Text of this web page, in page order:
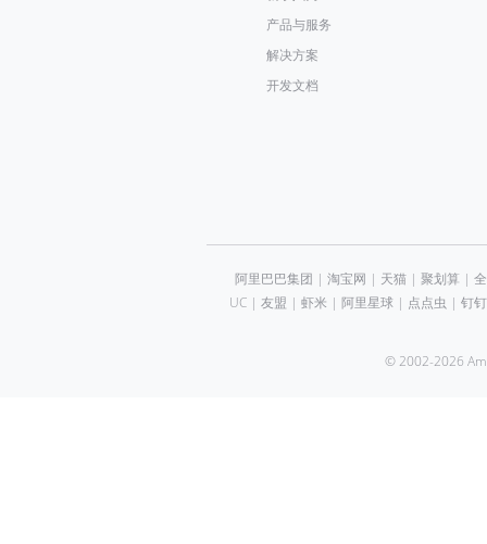
产品与服务
解决方案
开发文档
阿里巴巴集团 | 淘宝网 | 天猫| 聚划算 |
UC| 友盟 | 虾米 | 阿里星球| 点点虫 | 钉钉
© 2002-2026